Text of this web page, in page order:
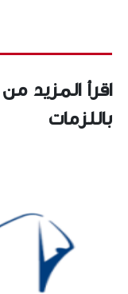
اقرأ المزيد
باللزمات